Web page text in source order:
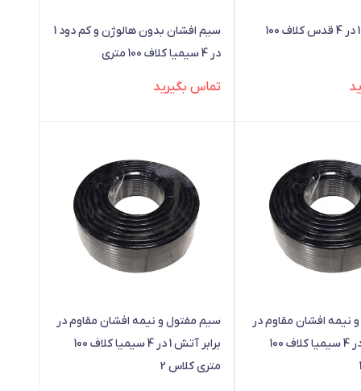
سیم افشان 1 در 4 قدس کلاف 100
سیم افشان بدون هالوژن و کم دود 1
در 4 سیمیا کلاف 100 متری
تماس بگیرید
نیمه افشان مقاوم در
برابر آتش 1 در 4 سیمیا کلاف 100
سیم مفتول و نیمه افشان مقاوم در
برابر آتش 1 در 4 سیمیا کلاف 100
متری کلاس 2